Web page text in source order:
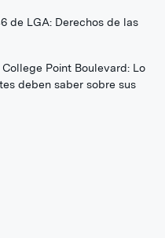
de LGA: Derechos de las
Point Boulevard: Lo
deben saber sobre sus